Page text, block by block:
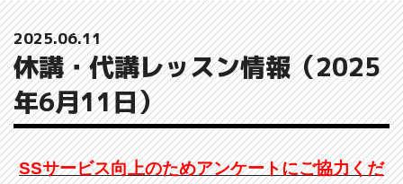
2025.06.11
休講・代講レッスン情報（2025
年6月11日）
SSサービス向上のためアンケートにご協力くだ